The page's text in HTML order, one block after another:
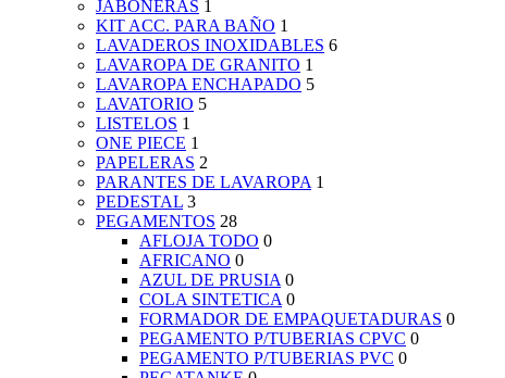
JABONERAS 1
KIT ACC. PARA BAÑO 1
LAVADEROS INOXIDABLES 6
LAVAROPA DE GRANITO 1
LAVAROPA ENCHAPADO 5
LAVATORIO 5
LISTELOS 1
ONE PIECE 1
PAPELERAS 2
PARANTES DE LAVAROPA 1
PEDESTAL 3
PEGAMENTOS 28
AFLOJA TODO 0
AFRICANO 0
AZUL DE PRUSIA 0
COLA SINTETICA 0
FORMADOR DE EMPAQUETADURAS 0
PEGAMENTO P/TUBERIAS CPVC 0
PEGAMENTO P/TUBERIAS PVC 0